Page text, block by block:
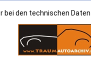
bei den technischen